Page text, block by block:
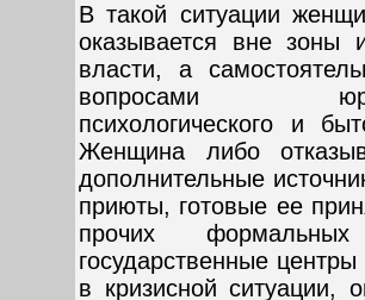
В такой ситуации
оказывается вне зоны
власти, а
вопросами
психологического и
Женщина либо
дополнительные
приюты, готовые ее
прочих
государственные
в кризисной ситуации,